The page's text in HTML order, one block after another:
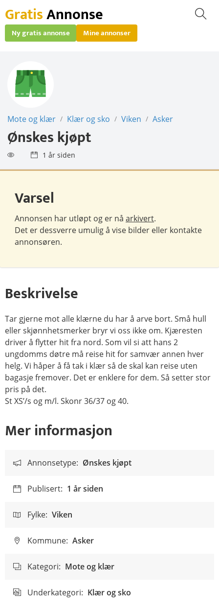
GratisAnnonse
Ny gratis annonse Mine annonser
Mote og klær / Klær og sko / Viken / Asker
Ønskes kjøpt
1 år siden
Varsel
Annonsen har utløpt og er nå arkivert.
Det er dessverre umulig å vise bilder eller kontakte
annonsøren.
Beskrivelse
Tar gjerne mot alle klærne du har å arve bort. Små hull
eller skjønnhetsmerker bryr vi oss ikke om. Kjæresten
driver å flytter hit fra nord. Som vil si att hans 2
ungdomms døtre må reise hit for samvær annen hver
helg. Vi håper å få tak i klær så de skal kan reise uten
bagasje fremover. Det er enklere for dem. Så setter stor
pris på det.
St XS’/s og m/l. Skonr 36/37 og 40.
Mer informasjon
Annonsetype: Ønskes kjøpt
Publisert: 1 år siden
Fylke: Viken
Kommune: Asker
Kategori: Mote og klær
Underkategori: Klær og sko